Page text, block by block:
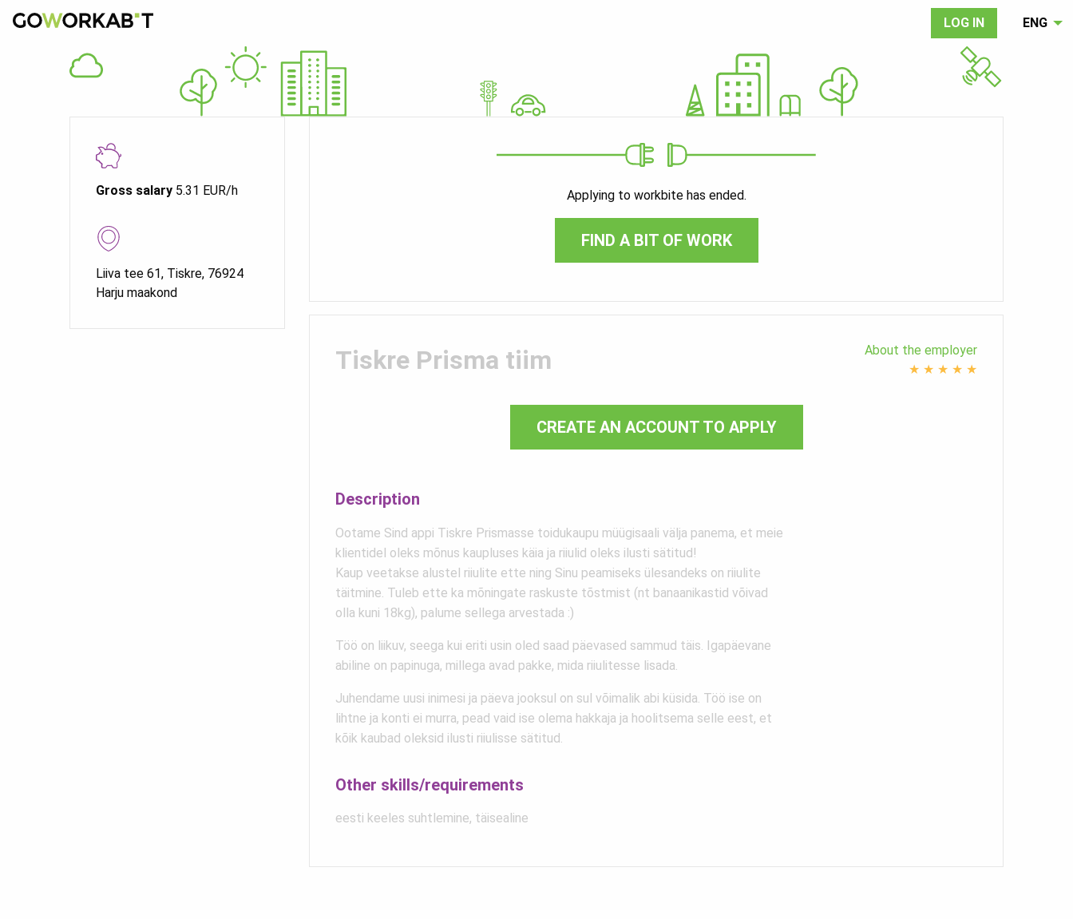
LOG IN ENG
Gross salary 5.31 EUR/h
Liiva tee 61, Tiskre, 76924
Harju maakond
Applying to workbite has ended.
FIND A BIT OF WORK
Tiskre Prisma tiim
About the employer
★ ★ ★ ★ ★
CREATE AN ACCOUNT TO APPLY
Description
Ootame Sind appi Tiskre Prismasse toidukaupu müügisaali välja panema, et meie
klientidel oleks mõnus kaupluses käia ja riiulid oleks ilusti sätitud!
Kaup veetakse alustel riiulite ette ning Sinu peamiseks ülesandeks on riiulite
täitmine. Tuleb ette ka mõningate raskuste tõstmist (nt banaanikastid võivad
olla kuni 18kg), palume sellega arvestada :)
Töö on liikuv, seega kui eriti usin oled saad päevased sammud täis. Igapäevane
abiline on papinuga, millega avad pakke, mida riiulitesse lisada.
Juhendame uusi inimesi ja päeva jooksul on sul võimalik abi küsida. Töö ise on
lihtne ja konti ei murra, pead vaid ise olema hakkaja ja hoolitsema selle eest, et
kõik kaubad oleksid ilusti riiulisse sätitud.
Other skills/requirements
eesti keeles suhtlemine, täisealine